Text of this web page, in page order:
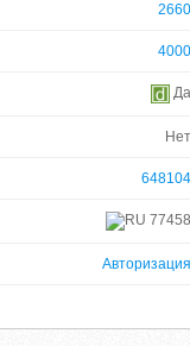
2660
4000
Да
Нет
648104
77458
Авторизация